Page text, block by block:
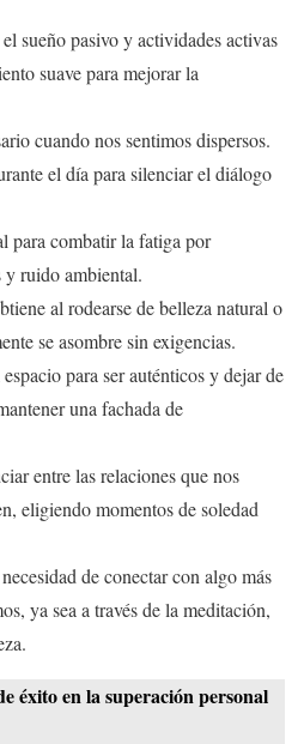
sueño pasivo y actividades activas
suave para mejorar la
cuando nos sentimos dispersos.
el día para silenciar el diálogo
para combatir la fatiga por
y ruido ambiental.
al rodearse de belleza natural o
se asombre sin exigencias.
para ser auténticos y dejar de
una fachada de
entre las relaciones que nos
eligiendo momentos de soledad
de conectar con algo más
ya sea a través de la meditación,
éxito en la superación personal